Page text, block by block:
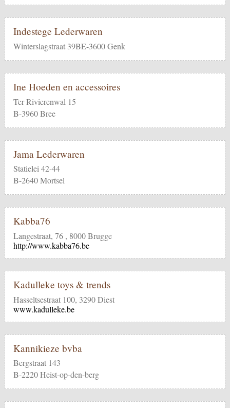
Indestege Lederwaren
Winterslagstraat 39BE-3600 Genk
Ine Hoeden en accessoires
Ter Rivierenwal 15
B-3960 Bree
Jama Lederwaren
Statielei 42-44
B-2640 Mortsel
Kabba76
Langestraat, 76 , 8000 Brugge
http://www.kabba76.be
Kadulleke toys & trends
Hasseltsestraat 100, 3290 Diest
www.kadulleke.be
Kannikieze bvba
Bergstraat 143
B-2220 Heist-op-den-berg